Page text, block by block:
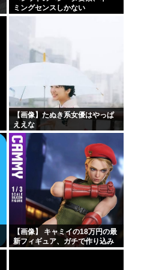
ミングセンスしかない
【画像】たぬき系女優はやっぱ
ええな
【画像】 キャミイの18万円の最
新フィギュア、ガチで作り込み
がエグすぎる